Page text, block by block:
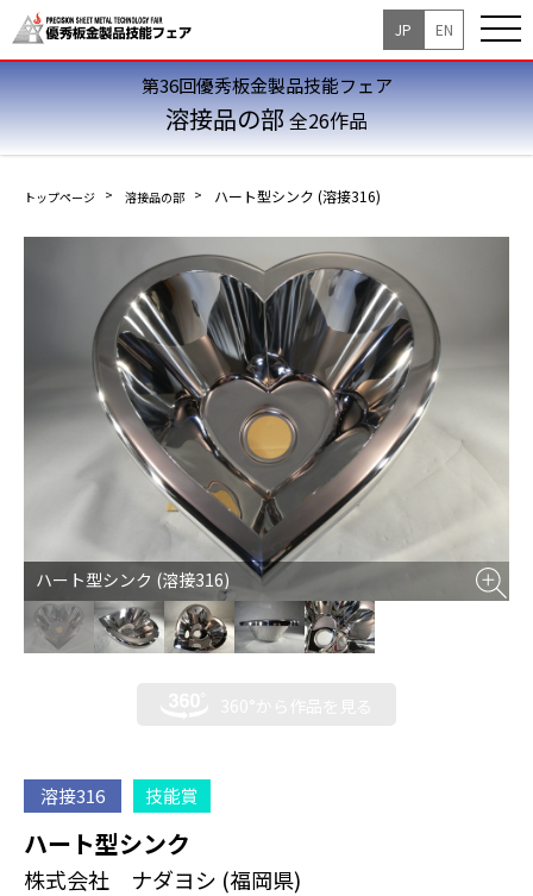
JP EN
第36回優秀板金製品技能フェア
溶接品の部全26作品
トップページ 溶接品の部 ハート型シンク (溶接316)
ハート型シンク (溶接316)
溶接316 技能賞
ハート型シンク
株式会社 ナダヨシ (福岡県)